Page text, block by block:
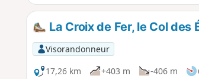
La Croix de Fer, le Col
Visorandonneur
17,26 km
+403 m -406 m